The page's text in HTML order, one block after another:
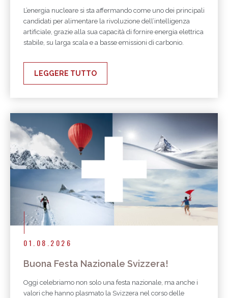
L’energia nucleare si sta affermando come uno dei principali
candidati per alimentare la rivoluzione dell’intelligenza
artificiale, grazie alla sua capacità di fornire energia elettrica
stabile, su larga scala e a basse emissioni di carbonio.
LEGGERE TUTTO
01.08.2026
Buona Festa Nazionale Svizzera!
Oggi celebriamo non solo una festa nazionale, ma anche i
valori che hanno plasmato la Svizzera nel corso delle